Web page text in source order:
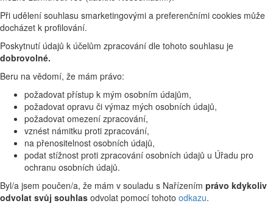
Při udělení souhlasu smarketingovými a preferenčními cookies může
docházet k profilování.
Poskytnutí údajů k účelům zpracování dle tohoto souhlasu je
dobrovolné.
Beru na vědomí, že mám právo:
požadovat přístup k mým osobním údajům,
požadovat opravu či výmaz mých osobních údajů,
požadovat omezení zpracování,
vznést námitku proti zpracování,
na přenositelnost osobních údajů,
podat stížnost proti zpracování osobních údajů u Úřadu pro
ochranu osobních údajů.
Byl/a jsem poučen/a, že mám v souladu s Nařízením právo kdykoliv
odvolat svůj souhlas odvolat pomocí tohoto odkazu.